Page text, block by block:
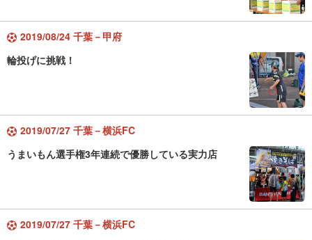
2019/08/24 千葉－甲府
輪投げに挑戦！
2019/07/27 千葉－横浜FC
うまいもん選手権3年連続で優勝している実力店
2019/07/27 千葉－横浜FC